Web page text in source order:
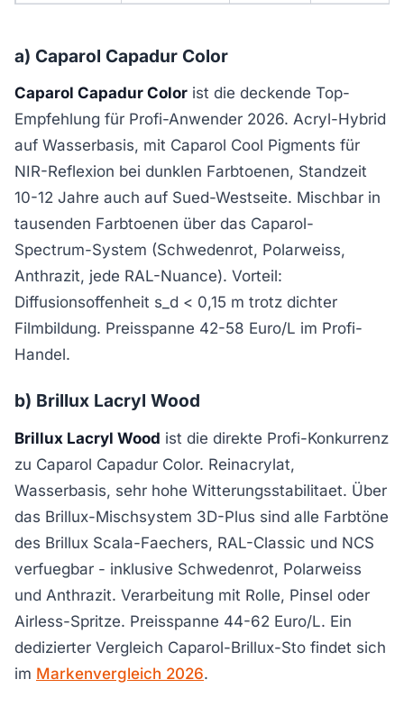
a) Caparol Capadur Color
Caparol Capadur Color ist die deckende Top-
Empfehlung für Profi-Anwender 2026. Acryl-Hybrid
auf Wasserbasis, mit Caparol Cool Pigments für
NIR-Reflexion bei dunklen Farbtoenen, Standzeit
10-12 Jahre auch auf Sued-Westseite. Mischbar in
tausenden Farbtoenen über das Caparol-
Spectrum-System (Schwedenrot, Polarweiss,
Anthrazit, jede RAL-Nuance). Vorteil:
Diffusionsoffenheit s_d < 0,15 m trotz dichter
Filmbildung. Preisspanne 42-58 Euro/L im Profi-
Handel.
b) Brillux Lacryl Wood
Brillux Lacryl Wood ist die direkte Profi-Konkurrenz
zu Caparol Capadur Color. Reinacrylat,
Wasserbasis, sehr hohe Witterungsstabilitaet. Über
das Brillux-Mischsystem 3D-Plus sind alle Farbtöne
des Brillux Scala-Faechers, RAL-Classic und NCS
verfuegbar - inklusive Schwedenrot, Polarweiss
und Anthrazit. Verarbeitung mit Rolle, Pinsel oder
Airless-Spritze. Preisspanne 44-62 Euro/L. Ein
dedizierter Vergleich Caparol-Brillux-Sto findet sich
im Markenvergleich 2026.